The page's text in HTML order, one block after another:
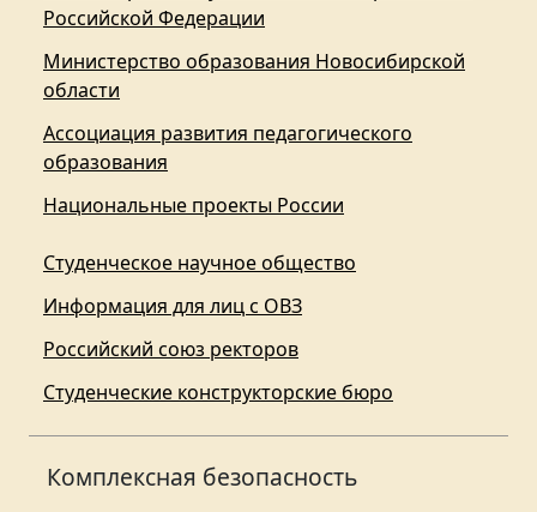
Российской Федерации
Министерство образования Новосибирской
области
Ассоциация развития педагогического
образования
Национальные проекты России
Студенческое научное общество
Информация для лиц с ОВЗ
Российский союз ректоров
Студенческие конструкторские бюро
Комплексная безопасность